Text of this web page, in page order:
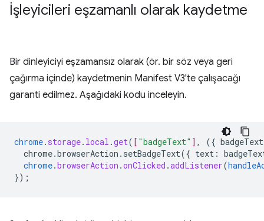
İşleyicileri eşzamanlı olarak kaydetme
Bir dinleyiciyi eşzamansız olarak (ör. bir söz veya geri
çağırma içinde) kaydetmenin Manifest V3'te çalışacağı
garanti edilmez. Aşağıdaki kodu inceleyin.
chrome. storage. local .get( [ "badgeText" ] , ({ badgeText
chrome.browserAction.setBadgeText({ text :
chrome.browserAction .onClicked .addListener(
});